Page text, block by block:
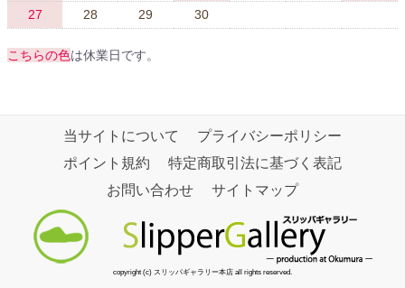
27
28 29 30
こちらの色は休業日です。
当サイトについて
プライバシーポリシー
ポイント規約
特定商取引法に基づく表記
お問い合わせ
サイトマップ
copyright (c) スリッパギャラリー本店 all rights reserved.